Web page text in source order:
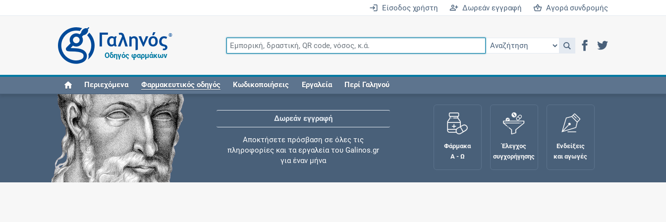
Είσοδος χρήστη Δωρεάν εγγραφή Αγορά συνδρομής
®
Οδηγός φαρμάκων
Περιεχόμενα Φαρμακευτικός οδηγός Κωδικοποιήσεις Εργαλεία Περί Γαληνού
Δωρεάν εγγραφή
Αποκτήσετε πρόσβαση σε όλες τις
πληροφορίες και τα εργαλεία του Galinos.gr
για έναν μήνα
Φάρμακα
Α - Ω
Έλεγχος
συγχορήγησης
Ενδείξεις
και αγωγές